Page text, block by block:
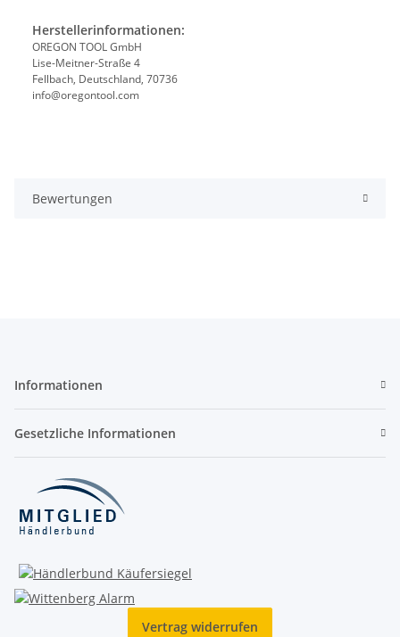
Herstellerinformationen:
OREGON TOOL GmbH
Lise-Meitner-Straße 4
Fellbach, Deutschland, 70736
info@oregontool.com
Bewertungen
Informationen
Gesetzliche Informationen
Vertrag widerrufen